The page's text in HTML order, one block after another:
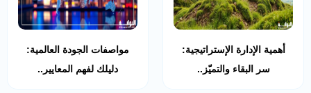
أهمية الإدارة الإستراتيجية:
سر البقاء والتميّز..
مواصفات الجودة العالمية:
دليلك لفهم المعايير..